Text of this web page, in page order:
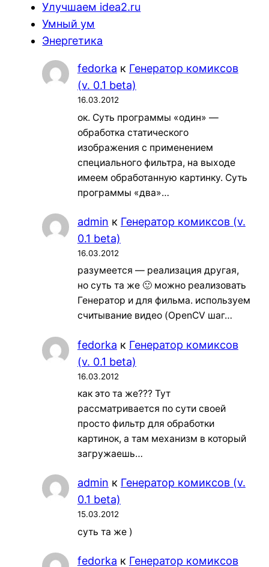
Улучшаем idea2.ru
Умный ум
Энергетика
fedorka к Генератор комиксов
(v. 0.1 beta)
16.03.2012
ок. Суть программы «один» —
обработка статического
изображения с применением
специального фильтра, на выходе
имеем обработанную картинку. Суть
программы «два»…
admin к Генератор комиксов (v.
0.1 beta)
16.03.2012
разумеется — реализация другая,
но суть та же 🙂 можно реализовать
Генератор и для фильма. используем
считывание видео (OpenCV шаг…
fedorka к Генератор комиксов
(v. 0.1 beta)
16.03.2012
как это та же??? Тут
рассматривается по сути своей
просто фильтр для обработки
картинок, а там механизм в который
загружаешь…
admin к Генератор комиксов (v.
0.1 beta)
15.03.2012
суть та же )
fedorka к Генератор комиксов